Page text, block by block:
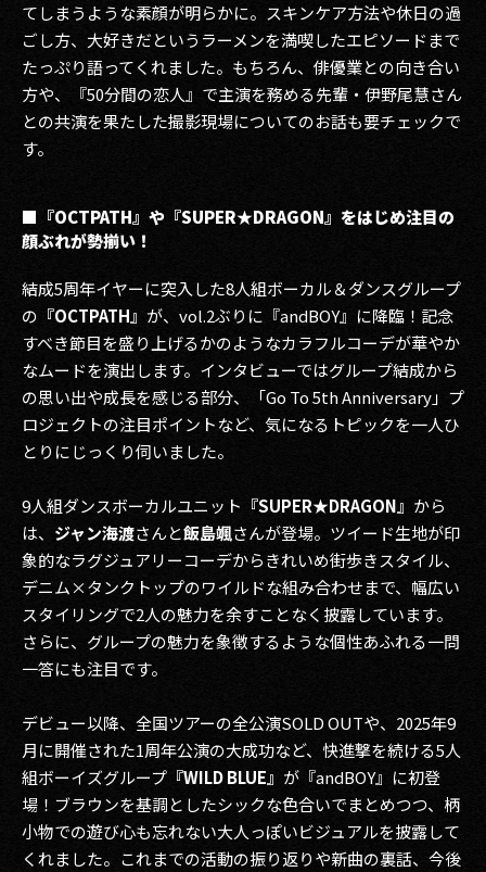
てしまうような素顔が明らかに。スキンケア方法や休日の過
ごし方、大好きだというラーメンを満喫したエピソードまで
たっぷり語ってくれました。もちろん、俳優業との向き合い
方や、『50分間の恋人』で主演を務める先輩・伊野尾慧さん
との共演を果たした撮影現場についてのお話も要チェックで
す。
■『OCTPATH』や『SUPER★DRAGON』をはじめ注目の
顔ぶれが勢揃い！
結成5周年イヤーに突入した8人組ボーカル＆ダンスグループ
の 『OCTPATH』 が、vol.2ぶりに『andBOY』に降臨！記念
すべき節目を盛り上げるかのようなカラフルコーデが華やか
なムードを演出します。インタビューではグループ結成から
の思い出や成長を感じる部分、「Go To 5th Anniversary」プ
ロジェクトの注目ポイントなど、気になるトピックを一人ひ
とりにじっくり伺いました。
9人組ダンスボーカルユニット 『SUPER★DRAGON』 から
は、 ジャン海渡さんと飯島颯さんが登場。ツイード生地が印
象的なラグジュアリーコーデからきれいめ街歩きスタイル、
デニム×タンクトップのワイルドな組み合わせまで、幅広い
スタイリングで2人の魅力を余すことなく披露しています。
さらに、グループの魅力を象徴するような個性あふれる一問
一答にも注目です。
デビュー以降、全国ツアーの全公演SOLD OUTや、2025年9
月に開催された1周年公演の大成功など、快進撃を続ける5人
組ボーイズグループ 『WILD BLUE』 が『andBOY』に初登
場！ブラウンを基調としたシックな色合いでまとめつつ、柄
小物での遊び心も忘れない大人っぽいビジュアルを披露して
くれました。これまでの活動の振り返りや新曲の裏話、今後